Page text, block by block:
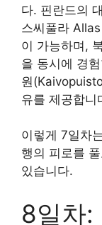
다. 핀란드의
스씨풀라
이 가능하며,
을 동시에 경
원
유를 제공합니
이렇게 7일차
행의 피로를
있습니다.
8일차: